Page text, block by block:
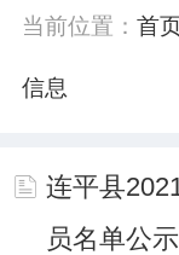
当前位置： 首
信息
连平县
员名单公示